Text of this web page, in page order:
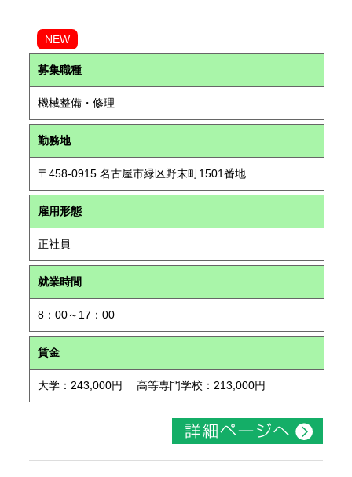
NEW
募集職種
機械整備・修理
勤務地
〒458-0915 名古屋市緑区野末町1501番地
雇用形態
正社員
就業時間
8：00～17：00
賃金
大学：243,000円 高等専門学校：213,000円